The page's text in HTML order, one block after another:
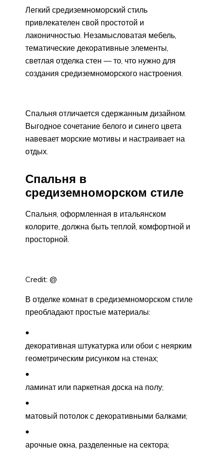
Легкий средиземноморский стиль
привлекателен свой простотой и
лаконичностью. Незамысловатая мебель,
тематические декоративные элементы,
светлая отделка стен — то, что нужно для
создания средиземноморского настроения.
Спальня отличается сдержанным дизайном.
Выгодное сочетание белого и синего цвета
навевает морские мотивы и настраивает на
отдых.
Спальня в
средиземноморском стиле
Спальня, оформленная в итальянском
колорите, должна быть теплой, комфортной и
просторной.
Credit: @
В отделке комнат в средиземноморском стиле
преобладают простые материалы:
декоративная штукатурка или обои с неярким
геометрическим рисунком на стенах;
ламинат или паркетная доска на полу;
матовый потолок с декоративными балками;
арочные окна, разделенные на сектора;